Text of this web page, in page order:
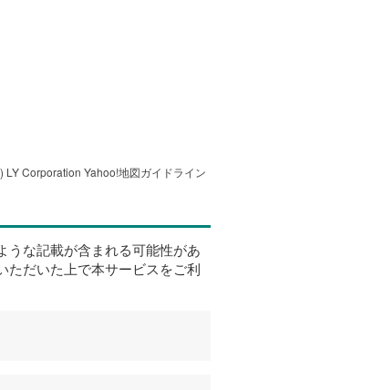
LY Corporation Yahoo!地図ガイドライン
うな記載が含まれる可能性があ
ただいた上で本サービスをご利